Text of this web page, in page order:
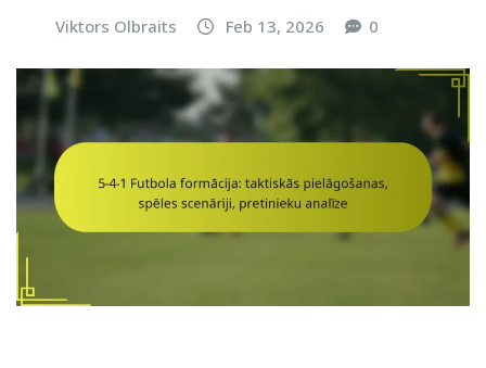
Viktors Olbraits Feb 13, 2026 0